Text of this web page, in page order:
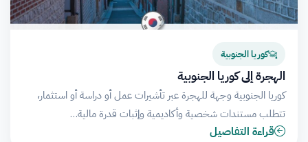
كوريا الجنوبية
الهجرة إلى كوريا الجنوبية
كوريا الجنوبية وجهة للهجرة عبر تأشيرات عمل أو دراسة أو استثمار،
تتطلب مستندات شخصية وأكاديمية وإثبات قدرة مالية…
قراءة التفاصيل